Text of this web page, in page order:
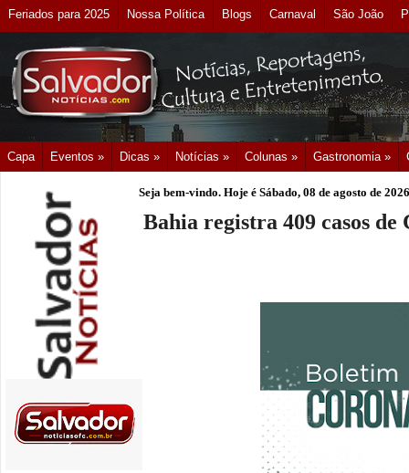
Feriados para 2025 Nossa Política Blogs Carnaval São João
Capa Eventos » Dicas » Notícias » Colunas » Gastronomia »
Seja bem-vindo. Hoje é Sábado, 08 de agosto de 2026
Bahia registra 409 casos de